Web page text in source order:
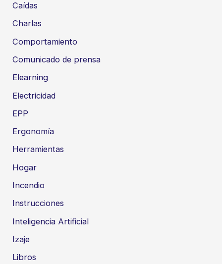
Caídas
Charlas
Comportamiento
Comunicado de prensa
Elearning
Electricidad
EPP
Ergonomía
Herramientas
Hogar
Incendio
Instrucciones
Inteligencia Artificial
Izaje
Libros